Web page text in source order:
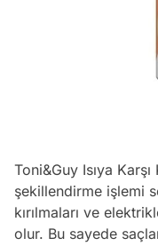
Toni&Guy Isıya
şekillendirme işlemi
kırılmaları ve
olur. Bu sayede